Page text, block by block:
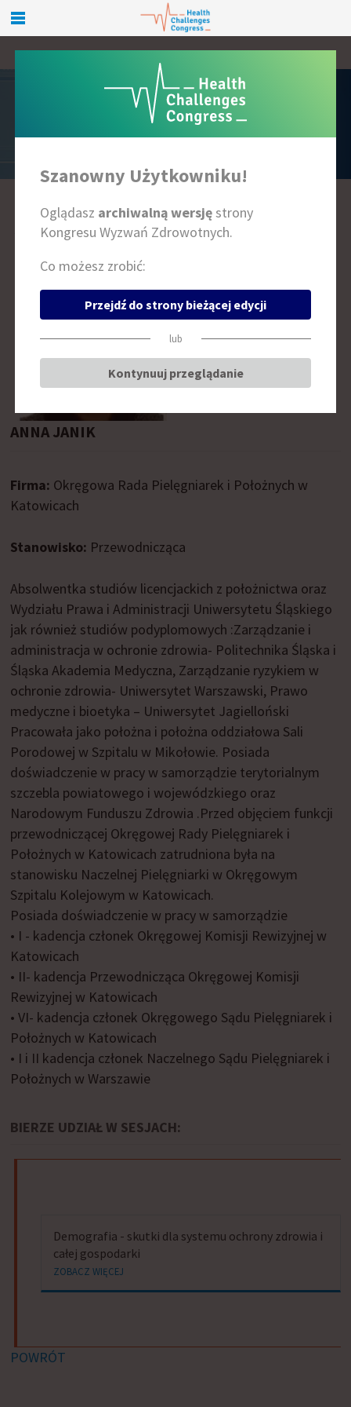
PRELEGENCI
B C D E F G H I J K L Ł M
U W Z
ANNA JANIK
Firma: Okręgowa Rada Pielęgniarek i Położnych w
Katowicach
Stanowisko: Przewodnicząca
Absolwentka studiów licencjackich z położnictwa oraz
Wydziału Prawa i Administracji Uniwersytetu Śląskiego
jak również studiów podyplomowych :Zarządzanie i
administracja w ochronie zdrowia- Politechnika Śląska i
Śląska Akademia Medyczna, Zarządzanie ryzykiem w
ochronie zdrowia- Uniwersytet Warszawski, Prawo
medyczne i bioetyka – Uniwersytet Jagielloński
Pracowała jako położna i położna oddziałowa Sali
Porodowej w Szpitalu w Mikołowie. Posiada
doświadczenie w pracy w samorządzie terytorialnym
szczebla powiatowego i wojewódzkiego oraz
Narodowym Funduszu Zdrowia .Przed objęciem funkcji
przewodniczącej Okręgowej Rady Pielęgniarek i
Położnych w Katowicach zatrudniona była na
stanowisku Naczelnej Pielęgniarki w Okręgowym
Szpitalu Kolejowym w Katowicach.
Posiada doświadczenie w pracy w samorządzie
• I - kadencja członek Okręgowej Komisji Rewizyjnej w
Katowicach
• II- kadencja Przewodnicząca Okręgowej Komisji
Rewizyjnej w Katowicach
• VI- kadencja członek Okręgowego Sądu Pielęgniarek i
Położnych w Katowicach
• I i II kadencja członek Naczelnego Sądu Pielęgniarek i
Położnych w Warszawie
BIERZE UDZIAŁ W SESJACH:
Demografia - skutki dla systemu ochrony zdrowia i
całej gospodarki
ZOBACZ WIĘCEJ
POWRÓT
Szanowny Użytkowniku!
Oglądasz archiwalną wersjęstrony
Kongresu Wyzwań Zdrowotnych.
Co możesz zrobić:
Przejdź do strony bieżącej edycji
lub
Kontynuuj przeglądanie